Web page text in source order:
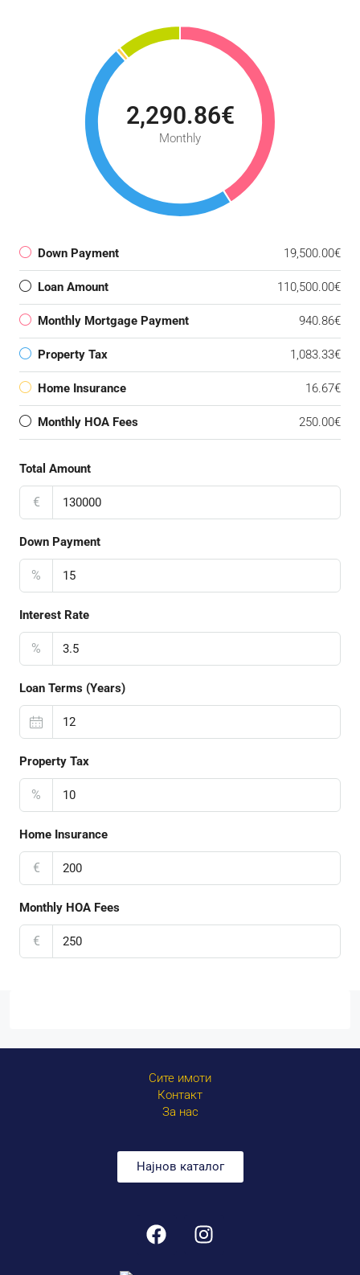
2,290.86€
Monthly
Down Payment 19,500.00€
Loan Amount 110,500.00€
Monthly Mortgage Payment 940.86€
Property Tax 1,083.33€
Home Insurance 16.67€
Monthly HOA Fees 250.00€
Total Amount
€
Down Payment
%
Interest Rate
%
Loan Terms (Years)
Property Tax
%
Home Insurance
€
Monthly HOA Fees
€
Сите имоти
Контакт
За нас
Најнов каталог